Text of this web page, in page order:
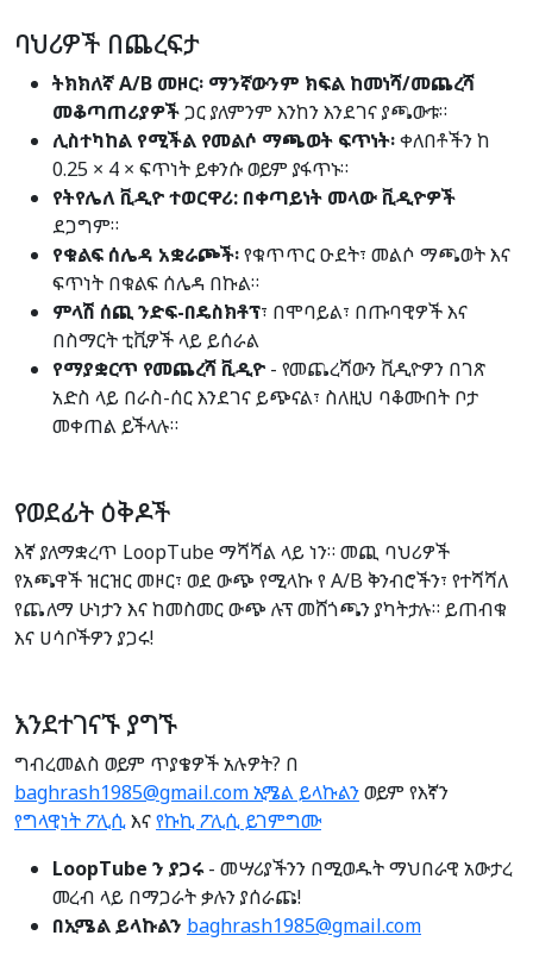
ባህሪዎች በጨረፍታ
ትክክለኛ A/B መዞር፡ ማንኛውንም ክፍል ከመነሻ/መጨረሻ
መቆጣጠሪያዎችጋር ያለምንም እንከን እንደገና ያጫውቱ።
ሊስተካከል የሚችል የመልሶ ማጫወት ፍጥነት፡ቀለበቶችን ከ
0.25 × 4 × ፍጥነት ይቀንሱ ወይም ያፋጥኑ።
የትየሌለ ቪዲዮ ተወርዋሪ: በቀጣይነት መላው ቪዲዮዎች
ደጋግም።
የቁልፍ ሰሌዳ አቋራጮች፡የቁጥጥር ዑደት፣ መልሶ ማጫወት እና
ፍጥነት በቁልፍ ሰሌዳ በኩል።
ምላሽ ሰጪ ንድፍ-በዴስክቶፕ፣ በሞባይል፣ በጡባዊዎች እና
በስማርት ቲቪዎች ላይ ይሰራል
የማያቋርጥ የመጨረሻ ቪዲዮ - የመጨረሻውን ቪዲዮዎን በገጽ
አድስ ላይ በራስ-ሰር እንደገና ይጭናል፣ ስለዚህ ባቆሙበት ቦታ
መቀጠል ይችላሉ።
የወደፊት ዕቅዶች
እኛ ያለማቋረጥ LoopTube ማሻሻል ላይ ነን። መጪ ባህሪዎች
የአጫዋች ዝርዝር መዞር፣ ወደ ውጭ የሚላኩ የ A/B ቅንብሮችን፣ የተሻሻለ
የጨለማ ሁነታን እና ከመስመር ውጭ ሉፕ መሸጎጫን ያካትታሉ። ይጠብቁ
እና ሀሳቦችዎን ያጋሩ!
እንደተገናኙ ያግኙ
ግብረመልስ ወይም ጥያቄዎች አሉዎት? በ
baghrash1985@gmail.com ኢሜል ይላኩልንወይም የእኛን
የግላዊነት ፖሊሲእናየኩኪ ፖሊሲ ይገምግሙ
LoopTube ን ያጋሩ- መሣሪያችንን በሚወዱት ማህበራዊ አውታረ
መረብ ላይ በማጋራት ቃሉን ያሰራጩ!
በኢሜል ይላኩልን baghrash1985@gmail.com